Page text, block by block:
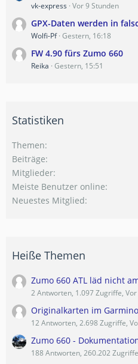
vk-express Vor 9 Stunden
GPX-Daten werden in
Wolfi-Pf Gestern, 16:18
FW 4.90 fürs Zumo 660
Reika Gestern, 15:51
Statistiken
Themen
Beiträge
Mitglieder
Meiste Benutzer online
Neuestes Mitglied
Heiße Themen
Zumo 660 ATL läd nicht
2 Antworten, 1.097 Zugriffe,
Originalkarten im
12 Antworten, 2.698 Zugriffe,
Zumo 660 -
188 Antworten, 260.202